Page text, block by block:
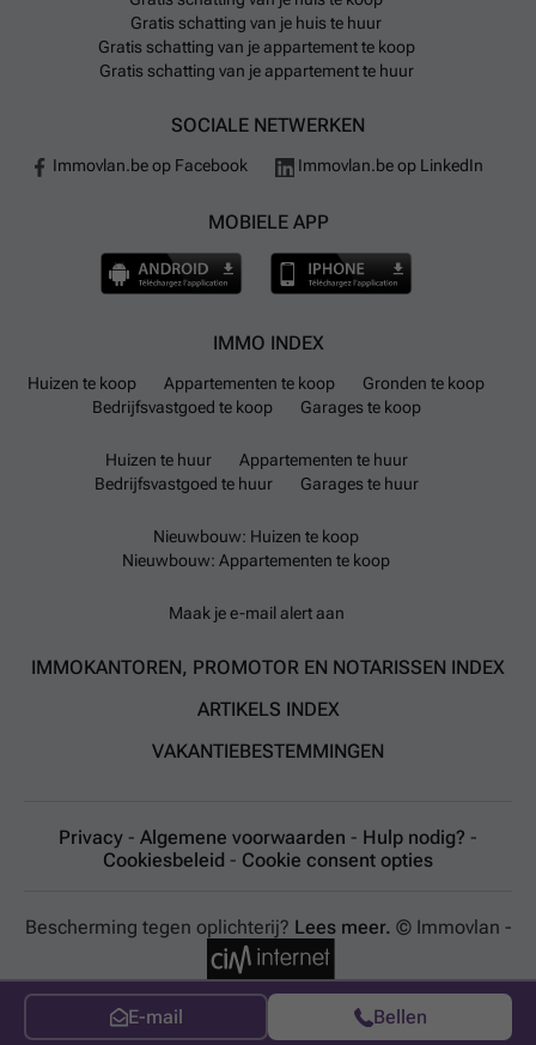
E-mail Bellen
Gratis schatting van je huis te huur
Gratis schatting van je appartement te koop
Gratis schatting van je appartement te huur
SOCIALE NETWERKEN
Immovlan.be op Facebook Immovlan.be op LinkedIn
MOBIELE APP
IMMO INDEX
Huizen te koop Appartementen te koop
Gronden te koop
Bedrijfsvastgoed te koop
Garages te koop
Huizen te huur
Appartementen te huur
Bedrijfsvastgoed te huur
Garages te huur
Nieuwbouw: Huizen te koop
Nieuwbouw: Appartementen te koop
Maak je e-mail alert aan
IMMOKANTOREN, PROMOTOR EN NOTARISSEN INDEX
ARTIKELS INDEX
VAKANTIEBESTEMMINGEN
Privacy - Algemene voorwaarden - Hulp nodig? -
Cookiesbeleid - Cookie consent opties
Bescherming tegen oplichterij? Lees meer. © Immovlan -